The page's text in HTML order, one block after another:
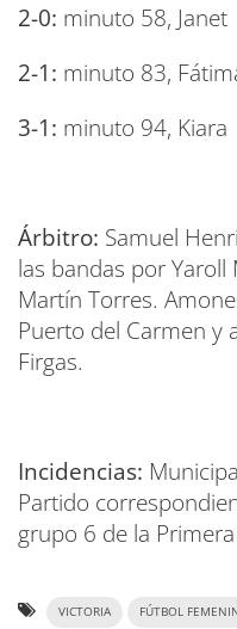
2-0: minuto 58, Janet
2-1: minuto 83,
3-1: minuto 94, Kiara
Árbitro: Samuel
las bandas por
Martín Torres.
Puerto del Carmen y
Firgas.
Incidencias:
Partido
grupo 6 de la
VICTORIA FÚTBOL